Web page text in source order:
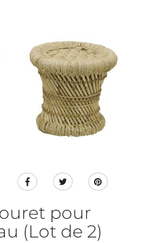
pour
(Lot de 2)